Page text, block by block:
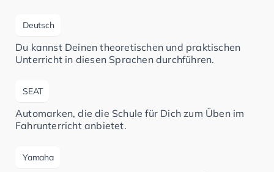
Deutsch
Du kannst Deinen theoretischen und praktischen
Unterricht in diesen Sprachen durchführen.
SEAT
Automarken, die die Schule für Dich zum Üben im
Fahrunterricht anbietet.
Yamaha